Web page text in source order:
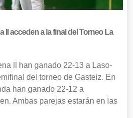
II acceden a la final del Torneo La
II han ganado 22-13 a Laso-
del torneo de Gasteiz. En
han ganado 22-12 a
Ambas parejas estarán en las